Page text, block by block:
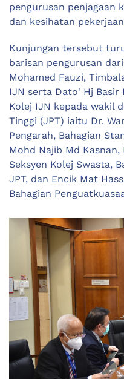
pengurusan penjagaan
dan kesihatan
Kunjungan tersebut
barisan pengurusan
Mohamed Fauzi,
IJN serta Dato' Hj Basir
Kolej IJN kepada wakil
Tinggi (JPT) iaitu Dr.
Pengarah, Bahagian
Mohd Najib Md
Seksyen Kolej Swasta,
JPT, dan Encik Mat
Bahagian